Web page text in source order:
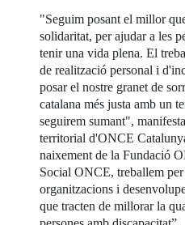
"Seguim posant el millor
solidaritat, per ajudar a les
tenir una vida plena. El
de realització personal i
posar el nostre granet de
catalana més justa amb un
seguirem sumant",
territorial d'ONCE
naixement de la Fundació
Social ONCE, treballem
organitzacions i
que tracten de millorar la